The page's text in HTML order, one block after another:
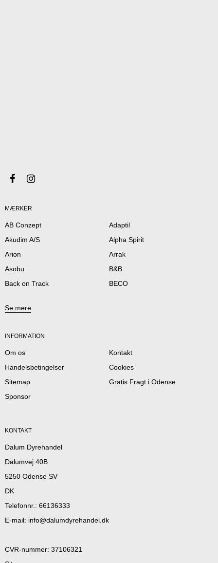
MÆRKER
AB Conzept
Adaptil
Akudim A/S
Alpha Spirit
Arion
Arrak
Asobu
B&B
Back on Track
BECO
Se mere
INFORMATION
Om os
Kontakt
Handelsbetingelser
Cookies
Sitemap
Gratis Fragt i Odense
Sponsor
KONTAKT
Dalum Dyrehandel
Dalumvej 40B
5250 Odense SV
DK
Telefonnr. : 66136333
E-mail: info@dalumdyrehandel.dk
CVR-nummer: 37106321